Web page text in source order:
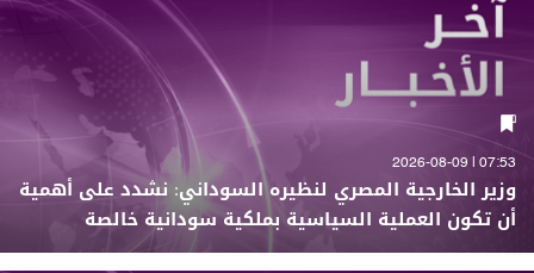
07:53 | 2026-08-09
وزير الخارجية المصري لنظيره السوداني: نشدد على أهمية
أن تكون العملية السياسية بملكية سودانية خالصة